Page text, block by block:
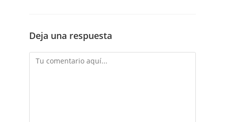
Deja una respuesta